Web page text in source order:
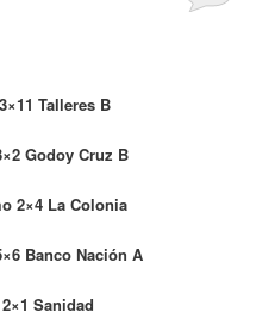
Talleres B
Godoy Cruz B
2×4 La Colonia
Banco Nación A
Sanidad